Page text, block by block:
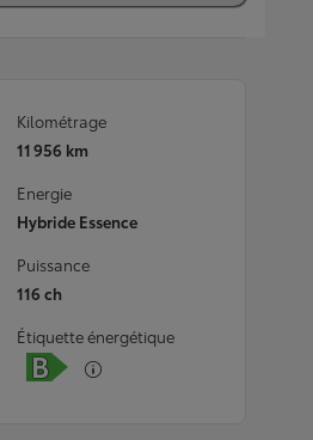
Kilométrage
11 956 km
Energie
Hybride Essence
Puissance
116 ch
Étiquette énergétique